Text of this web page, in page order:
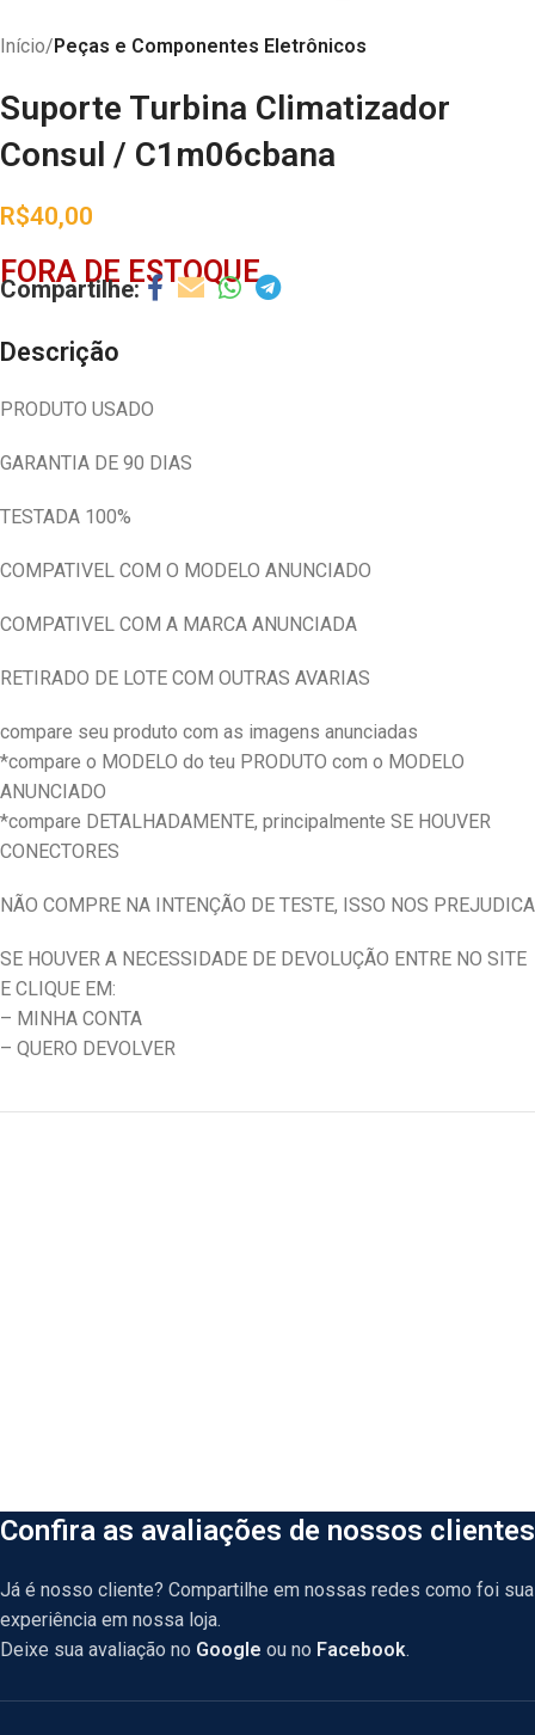
Início Peças e Componentes Eletrônicos
Suporte Turbina Climatizador
Consul / C1m06cbana
R$40,00
FORA DE ESTOQUE
Descrição
PRODUTO USADO
GARANTIA DE 90 DIAS
TESTADA 100%
COMPATIVEL COM O MODELO ANUNCIADO
COMPATIVEL COM A MARCA ANUNCIADA
RETIRADO DE LOTE COM OUTRAS AVARIAS
compare seu produto com as imagens anunciadas
*compare o MODELO do teu PRODUTO com o MODELO
ANUNCIADO
*compare DETALHADAMENTE, principalmente SE HOUVER
CONECTORES
NÃO COMPRE NA INTENÇÃO DE TESTE, ISSO NOS PREJUDICA
SE HOUVER A NECESSIDADE DE DEVOLUÇÃO ENTRE NO SITE
E CLIQUE EM:
– MINHA CONTA
– QUERO DEVOLVER
Confira as avaliações de nossos clientes
Já é nosso cliente? Compartilhe em nossas redes como foi sua
experiência em nossa loja.
Deixe sua avaliação no Google ou no Facebook.